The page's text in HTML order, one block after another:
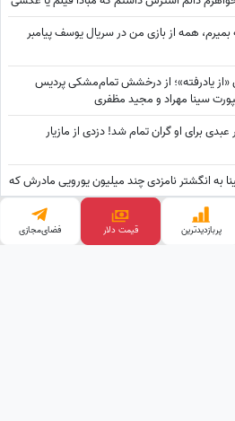
ایجاد کند!
همه از بازی من در سریال یوسف پیامبر
«از یادرفته»؛ از درخشش تمام‌مشکی پردیس
سینا مهراد و مجید مظفری
برای او گران تمام شد! دزدی از مازیار
به انگشتر نامزدی چند میلیون یورویی مادرش که
را درآورد؛ برنده بلیت لاتاری قدیم که همه
بی‌مهری می‌بیند!»
پربازدید‌ترین قیمت طلا فضای‌مجازی